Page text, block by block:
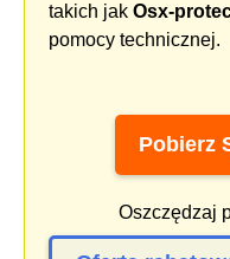
takich jak Osx-
pomocy technicznej.
Pobierz
Oszczędzaj